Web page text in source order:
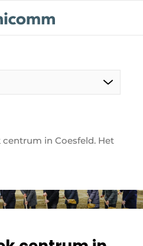
in Coesfeld. Het